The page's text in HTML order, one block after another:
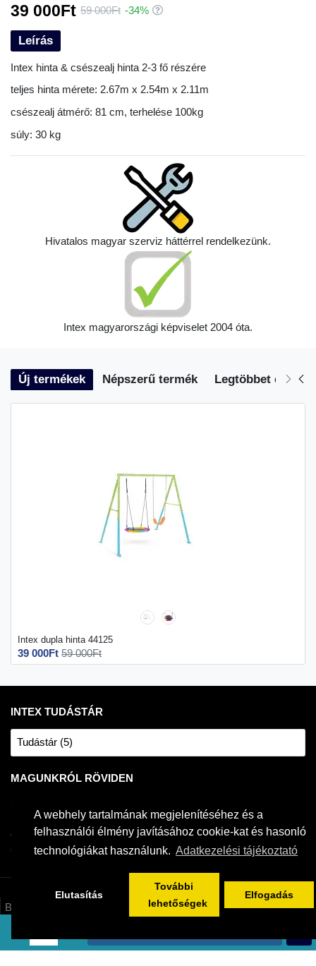
A webhely tartalmának megjelenítéséhez és a
felhasználói élmény javításához cookie-kat és hasonló
technológiákat használunk. Adatkezelési tájékoztató
Elutasítás
További
lehetőségek
Elfogadás
Leírás
Intex hinta & csészealj hinta 2-3 fő részére
teljes hinta mérete: 2.67m x 2.54m x 2.11m
csészealj átmérő: 81 cm, terhelése 100kg
súly: 30 kg
39 000Ft 59 000Ft -34%
Hivatalos magyar szerviz háttérrel rendelkezünk.
Intex magyarországi képviselet 2004 óta.
Új termékek Népszerű termék Legtöbbet eladott
Intex dupla hinta 44125
39 000Ft 59 000Ft
INTEX TUDÁSTÁR
Tudástár (5)
MAGUNKRÓL RÖVIDEN
medencéit. Intex medencékhez és jakuzzikhoz szakszerű és
gyakorlatias tanácsokkal tudunk szolgálni. Saját raktárkészlettel
és hivatalos magyar szerviz háttérrel rendelkezünk.
Bemutatkozás
Jótállás / Szerviz